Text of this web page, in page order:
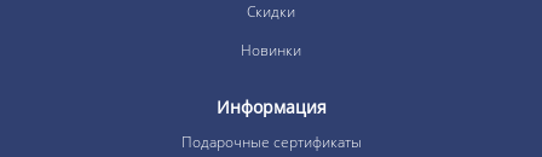
Скидки
Новинки
Информация
Подарочные сертификаты